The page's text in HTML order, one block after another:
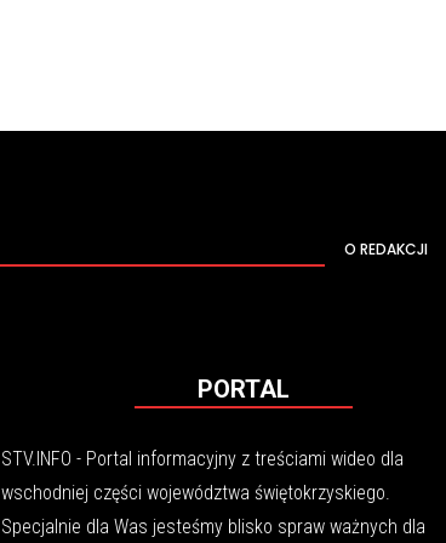
O REDAKCJI
PORTAL
STV.INFO - Portal informacyjny z treściami wideo dla
wschodniej części województwa świętokrzyskiego.
Specjalnie dla Was jesteśmy blisko spraw ważnych dla